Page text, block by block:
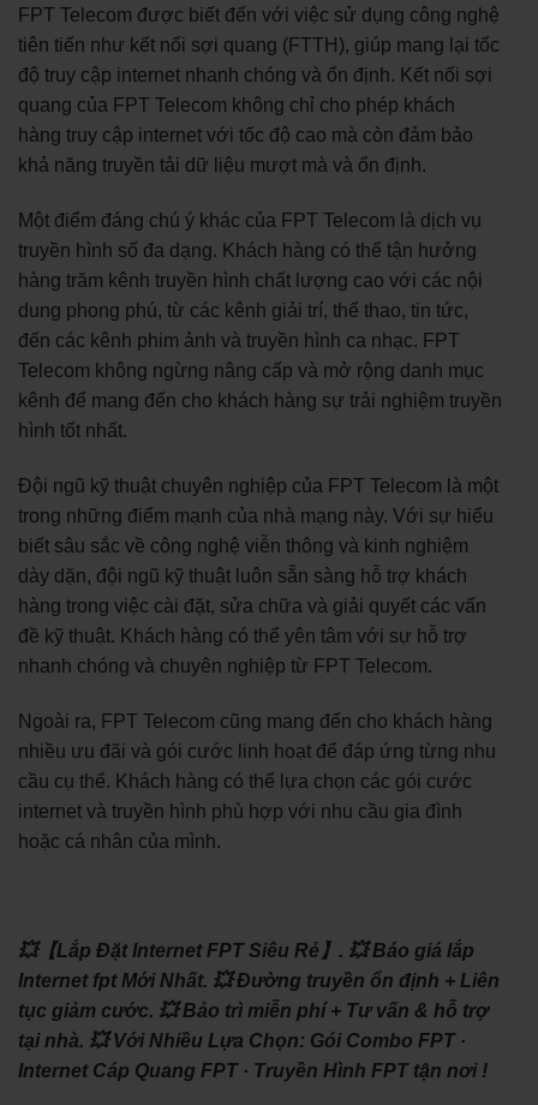
FPT Telecom được biết đến với việc sử dụng công nghệ
tiên tiến như kết nối sợi quang (FTTH), giúp mang lại tốc
độ truy cập internet nhanh chóng và ổn định. Kết nối sợi
quang của FPT Telecom không chỉ cho phép khách
hàng truy cập internet với tốc độ cao mà còn đảm bảo
khả năng truyền tải dữ liệu mượt mà và ổn định.
Một điểm đáng chú ý khác của FPT Telecom là dịch vụ
truyền hình số đa dạng. Khách hàng có thể tận hưởng
hàng trăm kênh truyền hình chất lượng cao với các nội
dung phong phú, từ các kênh giải trí, thể thao, tin tức,
đến các kênh phim ảnh và truyền hình ca nhạc. FPT
Telecom không ngừng nâng cấp và mở rộng danh mục
kênh để mang đến cho khách hàng sự trải nghiệm truyền
hình tốt nhất.
Đội ngũ kỹ thuật chuyên nghiệp của FPT Telecom là một
trong những điểm mạnh của nhà mạng này. Với sự hiểu
biết sâu sắc về công nghệ viễn thông và kinh nghiệm
dày dặn, đội ngũ kỹ thuật luôn sẵn sàng hỗ trợ khách
hàng trong việc cài đặt, sửa chữa và giải quyết các vấn
đề kỹ thuật. Khách hàng có thể yên tâm với sự hỗ trợ
nhanh chóng và chuyên nghiệp từ FPT Telecom.
Ngoài ra, FPT Telecom cũng mang đến cho khách hàng
nhiều ưu đãi và gói cước linh hoạt để đáp ứng từng nhu
cầu cụ thể. Khách hàng có thể lựa chọn các gói cước
internet và truyền hình phù hợp với nhu cầu gia đình
hoặc cá nhân của mình.
💥【Lắp Đặt Internet FPT Siêu Rẻ】. 💥 Báo giá lắp
Internet fpt Mới Nhất. 💥 Đường truyền ổn định + Liên
tục giảm cước. 💥 Bảo trì miễn phí + Tư vấn & hỗ trợ
tại nhà. 💥 Với Nhiều Lựa Chọn: ‎Gói Combo FPT ·
‎Internet Cáp Quang FPT · ‎Truyền Hình FPT tận nơi !